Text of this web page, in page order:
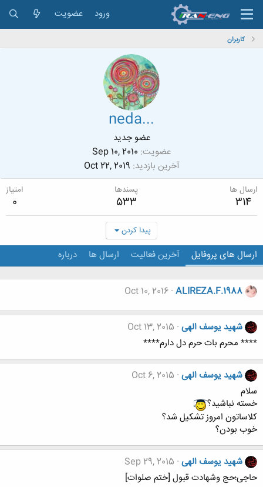
ورود عضویت
کاربران
neda...
عضو جدید
عضویت Sep 10, 2010
آخرین بازدید Oct 22, 2019
ارسال ها
314
پسندها
533
امتیاز
0
پیدا کردن
ارسال های پروفایل آخرین فعالیت ارسال ها درباره
ALIREZA.F.1988
Oct 10, 2016
شهید یوسف الهی Oct 13, 2015
**** محرم بات حرم دل دارم****
شهید یوسف الهی Oct 6, 2015
سلام
خسته نباشید؟
کلاساتون امروز تشکیل شد؟
خوب بودن؟
شهید یوسف الهی Sep 29, 2015
حاجی؛حج وشهادت قبول [ختم صلوات]